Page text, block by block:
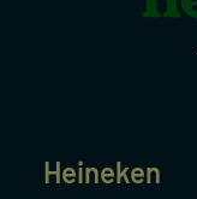
Heineken